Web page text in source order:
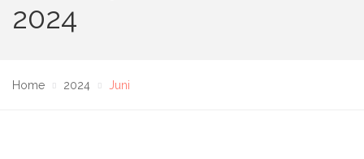
2024
Home 2024 Juni